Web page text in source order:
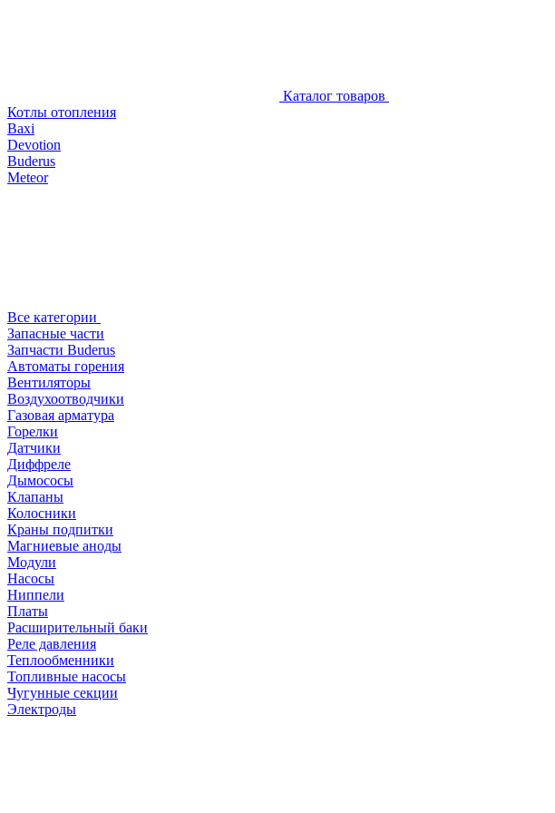
Каталог товаров
Котлы отопления
Baxi
Devotion
Buderus
Meteor
Все категории
Запасные части
Запчасти Buderus
Автоматы горения
Вентиляторы
Воздухоотводчики
Газовая арматура
Горелки
Датчики
Диффреле
Дымососы
Клапаны
Колосники
Краны подпитки
Магниевые аноды
Модули
Насосы
Ниппели
Платы
Расширительный баки
Реле давления
Теплообменники
Топливные насосы
Чугунные секции
Электроды